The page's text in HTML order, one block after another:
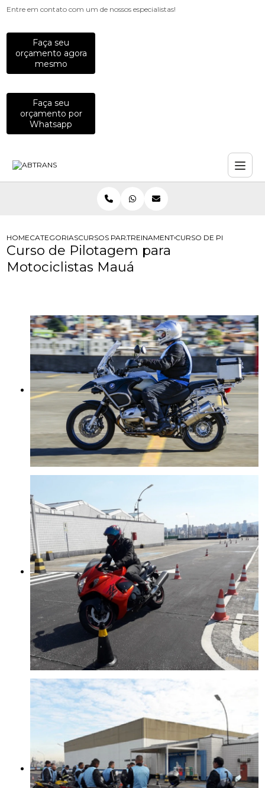
Entre em contato com um de nossos especialistas!
Faça seu
orçamento agora
mesmo
Faça seu
orçamento por
Whatsapp
HOMECATEGORIASCURSOS PARA MOTOCICLISTAS
TREINAMENTO PARA MOTOCICLISTA
CURSO DE PILOTAGEM
Curso de Pilotagem para
Motociclistas Mauá